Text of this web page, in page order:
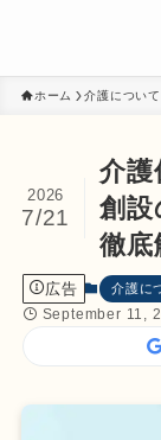
ホーム 介護について
介護
創設
徹底
2026
7/21
広告 介護に
September 11,